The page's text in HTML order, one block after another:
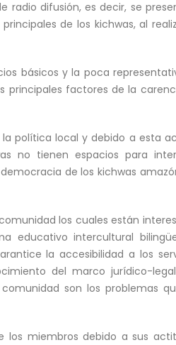
difusión, es decir, se
de los kichwas, al
básicos y la poca
principales factores de la
política local y debido a esta
no tienen espacios para
de los kichwas
los cuales están
educativo intercultural
la accesibilidad a los
del marco jurídico-
son los problemas
los miembros debido a sus